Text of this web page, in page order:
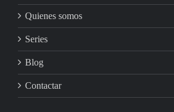
Quienes somos
Series
Blog
Contactar